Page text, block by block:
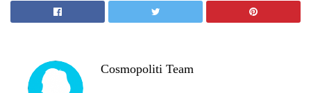
Cosmopoliti Team